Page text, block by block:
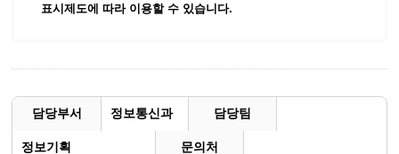
표시제도에 따라 이용할 수 있습니다.
담당부서 정보통신과 담당팀
정보기획 문의처